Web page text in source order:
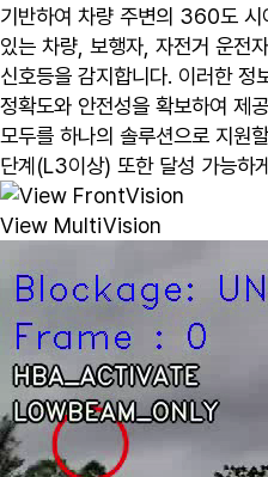
기반하여 차량 주변의 360도 시
있는 차량, 보행자, 자전거 운전
신호등을 감지합니다. 이러한 정
정확도와 안전성을 확보하여 제
모두를 하나의 솔루션으로 지원
단계(L3이상) 또한 달성 가능하
View MultiVision